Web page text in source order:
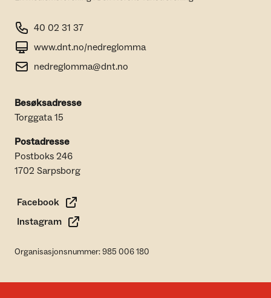
40 02 31 37
www.dnt.no/nedreglomma
nedreglomma@dnt.no
Besøksadresse
Torggata 15
Postadresse
Postboks 246
1702 Sarpsborg
Facebook
Instagram
Organisasjonsnummer: 985 006 180